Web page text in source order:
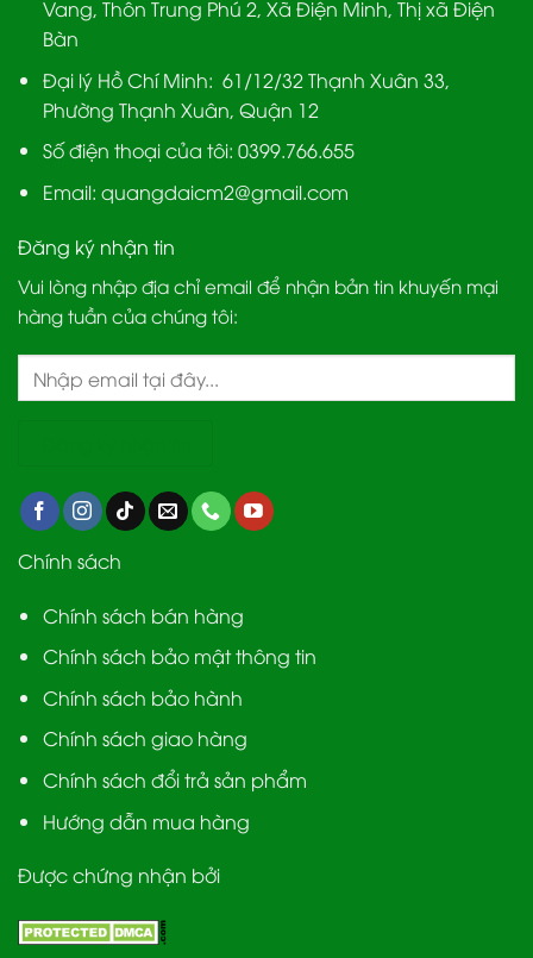
Vang, Thôn Trung Phú 2, Xã Điện Minh, Thị xã Điện
Bàn
Đại lý Hồ Chí Minh: 61/12/32 Thạnh Xuân 33,
Phường Thạnh Xuân, Quận 12
Số điện thoại của tôi: 0399.766.655
Email: quangdaicm2@gmail.com
Đăng ký nhận tin
Vui lòng nhập địa chỉ email để nhận bản tin khuyến mại
hàng tuần của chúng tôi:
Chính sách
Chính sách bán hàng
Chính sách bảo mật thông tin
Chính sách bảo hành
Chính sách giao hàng
Chính sách đổi trả sản phẩm
Hướng dẫn mua hàng
Được chứng nhận bởi